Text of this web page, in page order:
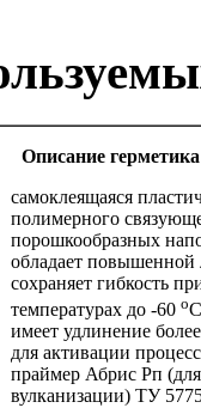
Описание
самоклеящаяся
полимерного
порошкообразных
обладает повышенной
сохраняет гибкость
температурах до -60 o
имеет удлинение
для активации
праймер Абрис Рп
вулканизации) ТУ